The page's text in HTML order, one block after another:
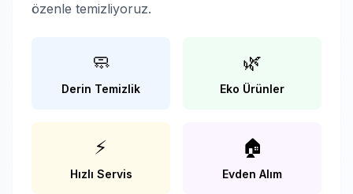
özenle temizliyoruz.
🧼
Derin Temizlik
🌿
Eko Ürünler
⚡
Hızlı Servis
🏠
Evden Alım